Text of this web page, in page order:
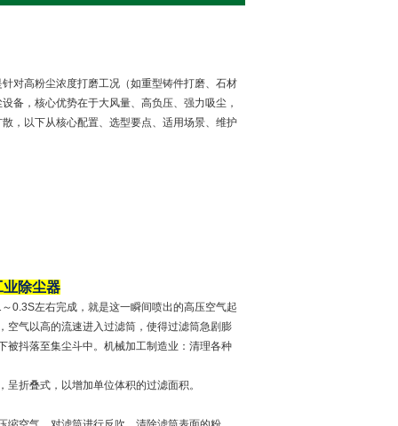
对高粉尘浓度打磨工况（如重型铸件打磨、石材
备，核心优势在于大风量、高负压、强力吸尘，
，以下从核心配置、选型要点、适用场景、维护
业除尘器
0.3S左右完成，就是这一瞬间喷出的高压空气起
空气以高的流速进入过滤筒，使得过滤筒急剧膨
被抖落至集尘斗中。机械加工制造业：清理各种
折叠式，以增加单位体积的过滤面积。